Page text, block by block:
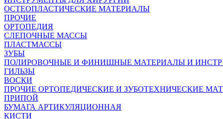
ОСТЕОПЛАСТИЧЕСКИЕ МАТЕРИАЛЫ
ПРОЧИЕ
ОРТОПЕДИЯ
СЛЕПОЧНЫЕ МАССЫ
ПЛАСТМАССЫ
ЗУБЫ
ПОЛИРОВОЧНЫЕ И ФИНИШНЫЕ МАТЕРИАЛЫ И
ГИЛЬЗЫ
ВОСКИ
ПРОЧИЕ ОРТОПЕДИЧЕСКИЕ И ЗУБОТЕХНИЧЕСКИЕ
ПРИПОЙ
БУМАГА АРТИКУЛЯЦИОННАЯ
КИСТИ